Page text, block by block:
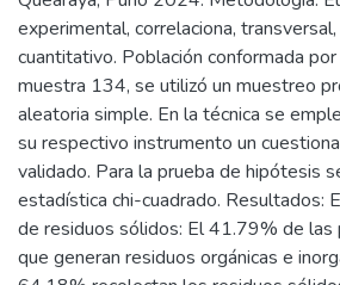
experimental, correlaciona,
cuantitativo. Población conformada
muestra 134, se utilizó un muestreo
aleatoria simple. En la técnica se
su respectivo instrumento un
validado. Para la prueba de hipótesis
estadística chi-cuadrado. Resultados:
de residuos sólidos: El 41.79% de las
que generan residuos orgánicas e